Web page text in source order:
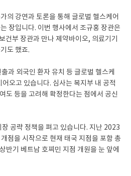
의 강연과 토론을 통해 글로벌 헬스케어
장입니다. 이번 행사에서 조규홍 장관은
건부 장관과 만나 제약바이오, 의료기기
도 했죠.
과 외국인 환자 유치 등 글로벌 헬스케
오고 있습니다. 심사는 복지부 내 공적
도 등을 고려해 확정한다는 점에서 공신
공략 정책을 펴고 있습니다. 지난 2023
점을 시작으로 현재 태국 지점을 포함 총
반기 베트남 호찌민 지점 개원을 눈 앞에